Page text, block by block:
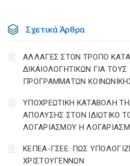
Σχετικά Άρθρα
ΑΛΛΑΓΕΣ ΣΤΟΝ ΤΡΟΠΟ
ΔΙΚΑΙΟΛΟΓΗΤΙΚΩΝ ΓΙΑ
ΠΡΟΓΡΑΜΜΑΤΩΝ
YΠΟΧΡΕΩΤΙΚΗ ΚΑΤΑΒΟΛΗ
ΑΠΟΛΥΣΗΣ ΣΤΟΝ ΙΔΙΩΤΙΚΟ
ΛΟΓΑΡΙΑΣΜΟΥ Η
ΚΕΠΕΑ-ΓΣΕΕ: ΠΩΣ
ΧΡΙΣΤΟΥΓΕΝΝΩΝ